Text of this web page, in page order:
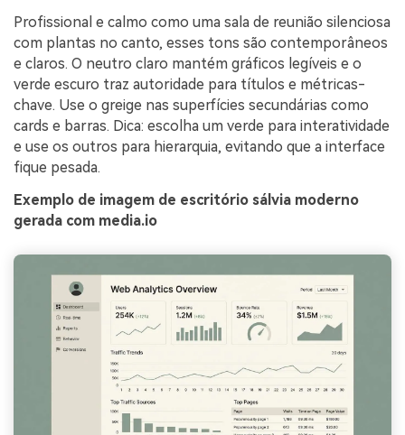
Profissional e calmo como uma sala de reunião silenciosa
com plantas no canto, esses tons são contemporâneos
e claros. O neutro claro mantém gráficos legíveis e o
verde escuro traz autoridade para títulos e métricas-
chave. Use o greige nas superfícies secundárias como
cards e barras. Dica: escolha um verde para interatividade
e use os outros para hierarquia, evitando que a interface
fique pesada.
Exemplo de imagem de escritório sálvia moderno
gerada com media.io